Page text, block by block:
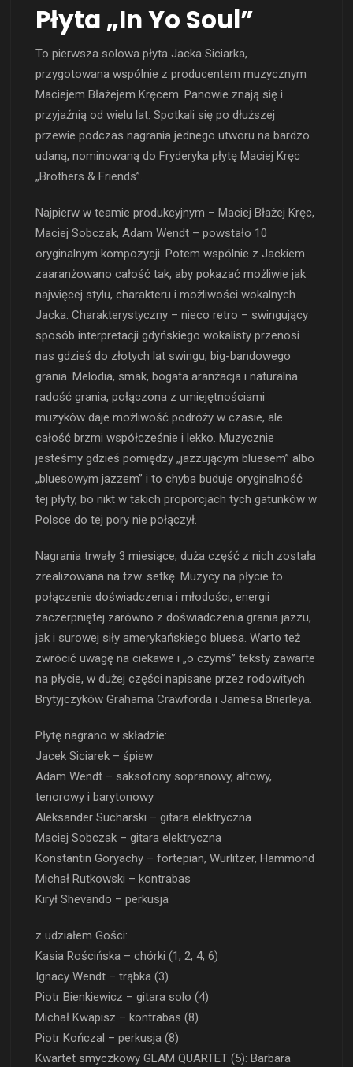
Płyta „In Yo Soul”
To pierwsza solowa płyta Jacka Siciarka,
przygotowana wspólnie z producentem muzycznym
Maciejem Błażejem Kręcem. Panowie znają się i
przyjaźnią od wielu lat. Spotkali się po dłuższej
przewie podczas nagrania jednego utworu na bardzo
udaną, nominowaną do Fryderyka płytę Maciej Kręc
„Brothers & Friends”.
Najpierw w teamie produkcyjnym – Maciej Błażej Kręc,
Maciej Sobczak, Adam Wendt – powstało 10
oryginalnym kompozycji. Potem wspólnie z Jackiem
zaaranżowano całość tak, aby pokazać możliwie jak
najwięcej stylu, charakteru i możliwości wokalnych
Jacka. Charakterystyczny – nieco retro – swingujący
sposób interpretacji gdyńskiego wokalisty przenosi
nas gdzieś do złotych lat swingu, big-bandowego
grania. Melodia, smak, bogata aranżacja i naturalna
radość grania, połączona z umiejętnościami
muzyków daje możliwość podróży w czasie, ale
całość brzmi współcześnie i lekko. Muzycznie
jesteśmy gdzieś pomiędzy „jazzującym bluesem” albo
„bluesowym jazzem” i to chyba buduje oryginalność
tej płyty, bo nikt w takich proporcjach tych gatunków w
Polsce do tej pory nie połączył.
Nagrania trwały 3 miesiące, duża część z nich została
zrealizowana na tzw. setkę. Muzycy na płycie to
połączenie doświadczenia i młodości, energii
zaczerpniętej zarówno z doświadczenia grania jazzu,
jak i surowej siły amerykańskiego bluesa. Warto też
zwrócić uwagę na ciekawe i „o czymś” teksty zawarte
na płycie, w dużej części napisane przez rodowitych
Brytyjczyków Grahama Crawforda i Jamesa Brierleya.
Płytę nagrano w składzie:
Jacek Siciarek – śpiew
Adam Wendt – saksofony sopranowy, altowy,
tenorowy i barytonowy
Aleksander Sucharski – gitara elektryczna
Maciej Sobczak – gitara elektryczna
Konstantin Goryachy – fortepian, Wurlitzer, Hammond
Michał Rutkowski – kontrabas
Kirył Shevando – perkusja
z udziałem Gości:
Kasia Rościńska – chórki (1, 2, 4, 6)
Ignacy Wendt – trąbka (3)
Piotr Bienkiewicz – gitara solo (4)
Michał Kwapisz – kontrabas (8)
Piotr Kończal – perkusja (8)
Kwartet smyczkowy GLAM QUARTET (5): Barbara